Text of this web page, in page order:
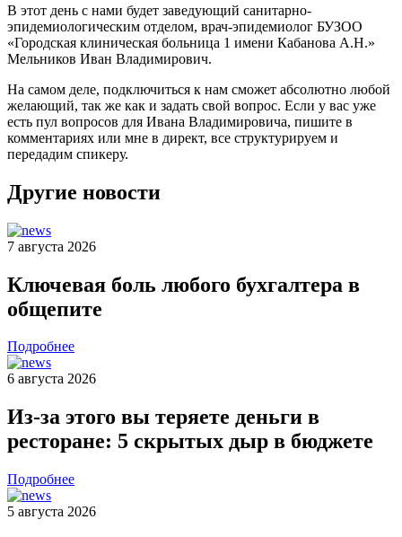
В этот день с нами будет заведующий санитарно-
эпидемиологическим отделом, врач-эпидемиолог БУЗОО
«Городская клиническая больница 1 имени Кабанова А.Н.»
Мельников Иван Владимирович.
На самом деле, подключиться к нам сможет абсолютно любой
желающий, так же как и задать свой вопрос. Если у вас уже
есть пул вопросов для Ивана Владимировича, пишите в
комментариях или мне в директ, все структурируем и
передадим спикеру.
Другие новости
7 августа 2026
Ключевая боль любого бухгалтера в
общепите
Подробнее
6 августа 2026
Из-за этого вы теряете деньги в
ресторане: 5 скрытых дыр в бюджете
Подробнее
5 августа 2026